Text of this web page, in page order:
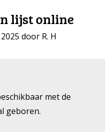
lijst online
door R. H
met de
geboren.